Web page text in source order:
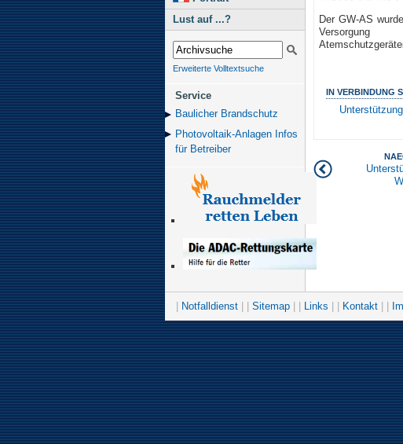
Lust auf ...?
Erweiterte Volltextsuche
Service
Baulicher Brand­schutz
Photovoltaik-Anlagen Infos
für Betreiber
Der GW-AS
IN VERBINDUNG
Notfalldienst Sitemap Links Kontakt